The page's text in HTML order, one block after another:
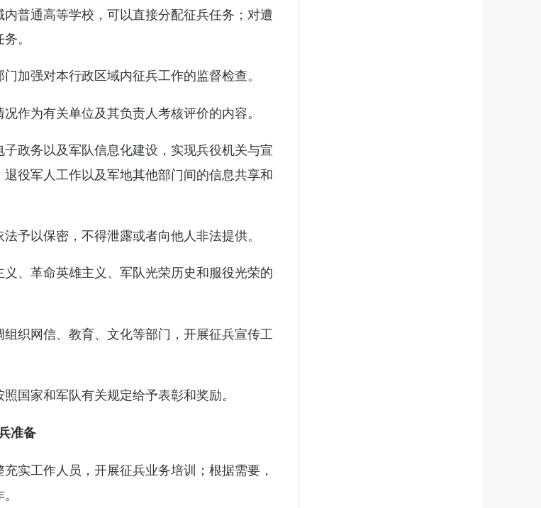
普通高等学校，可以直接分配征兵任务；对遭
。
加强对本行政区域内征兵工作的监督检查。
作为有关单位及其负责人考核评价的内容。
政务以及军队信息化建设，实现兵役机关与宣
役军人工作以及军地其他部门间的信息共享和
予以保密，不得泄露或者向他人非法提供。
、革命英雄主义、军队光荣历史和服役光荣的
织网信、教育、文化等部门，开展征兵宣传工
国家和军队有关规定给予表彰和奖励。
准备
实工作人员，开展征兵业务培训；根据需要，